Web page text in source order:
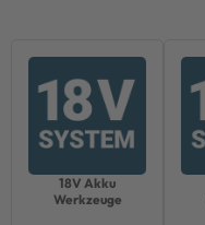
18V Akku
Werkzeuge